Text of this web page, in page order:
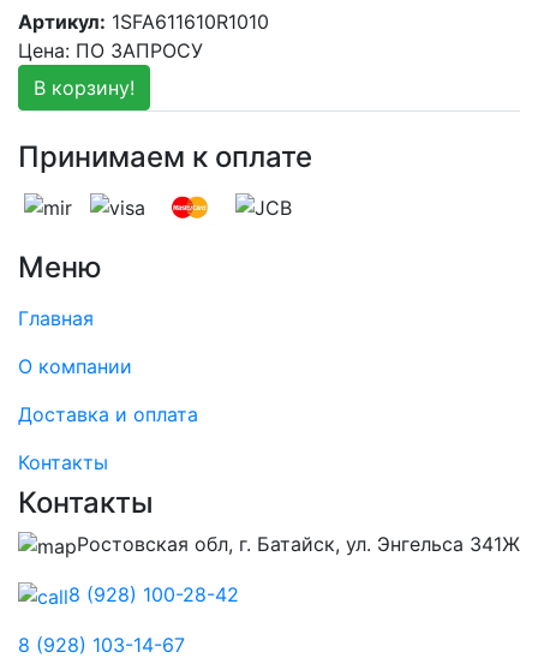
Артикул: 1SFA611610R1010
Цена: ПО ЗАПРОСУ
В корзину!
Принимаем к оплате
Меню
Главная
О компании
Доставка и оплата
Контакты
Контакты
Ростовская обл, г. Батайск, ул. Энгельса 341Ж
8 (928) 100-28-42
8 (928) 103-14-67